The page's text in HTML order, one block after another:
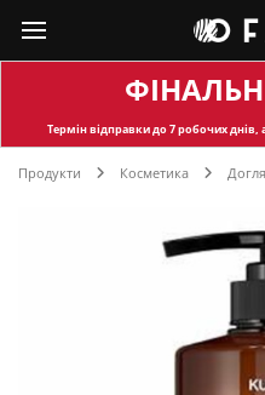
Термін відправкидо 7 робочих днів,
Продукти Косметика